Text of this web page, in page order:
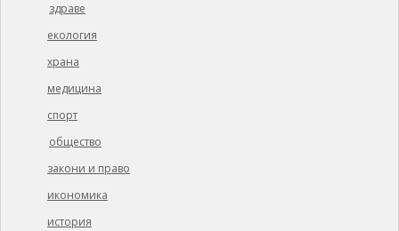
здраве
екология
храна
медицина
спорт
общество
закони и право
икономика
история